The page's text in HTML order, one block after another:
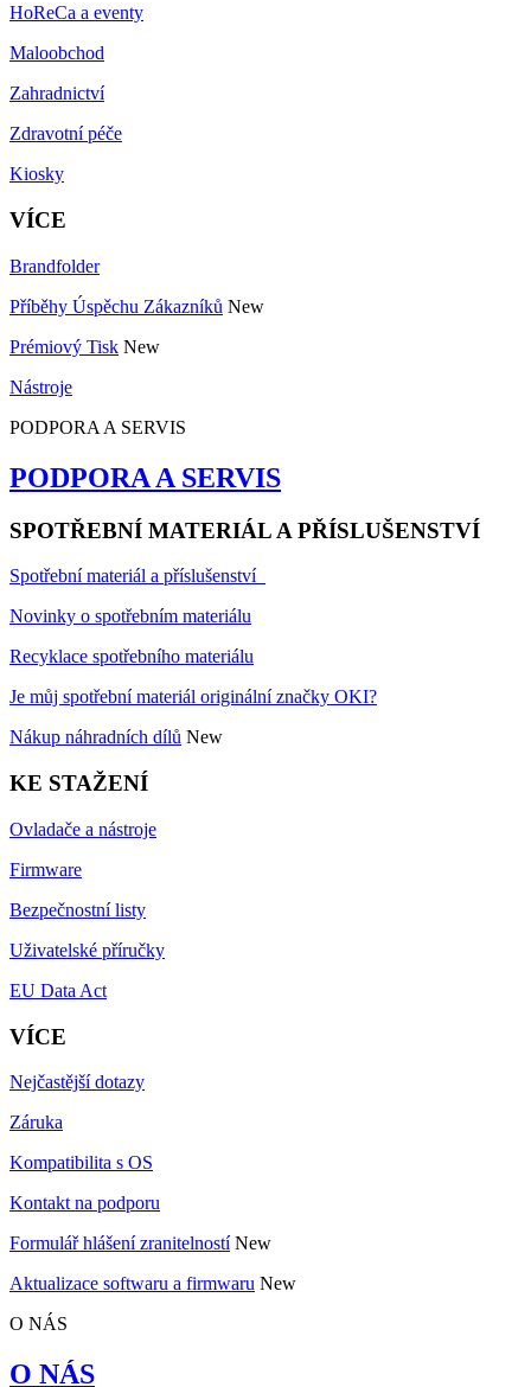
HoReCa a eventy
Maloobchod
Zahradnictví
Zdravotní péče
Kiosky
VÍCE
Brandfolder
Příběhy Úspěchu Zákazníků New
Prémiový Tisk New
Nástroje
PODPORA A SERVIS
PODPORA A SERVIS
SPOTŘEBNÍ MATERIÁL A PŘÍSLUŠENSTVÍ
Spotřební materiál a příslušenství
Novinky o spotřebním materiálu
Recyklace spotřebního materiálu
Je můj spotřební materiál originální značky OKI?
Nákup náhradních dílů New
KE STAŽENÍ
Ovladače a nástroje
Firmware
Bezpečnostní listy
Uživatelské příručky
EU Data Act
VÍCE
Nejčastější dotazy
Záruka
Kompatibilita s OS
Kontakt na podporu
Formulář hlášení zranitelností New
Aktualizace softwaru a firmwaru New
O NÁS
O NÁS